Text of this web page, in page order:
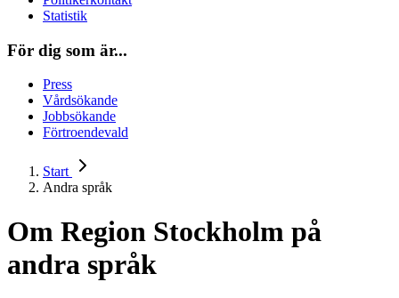
Statistik
För dig som är...
Press
Vårdsökande
Jobbsökande
Förtroendevald
Start
Andra språk
Om Region Stockholm på
andra språk